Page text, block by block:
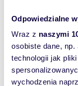
Odpowiedzialne
Wraz z naszymi
osobiste dane,
technologii jak
wychodzenia
Łodzi
2 699
lokal